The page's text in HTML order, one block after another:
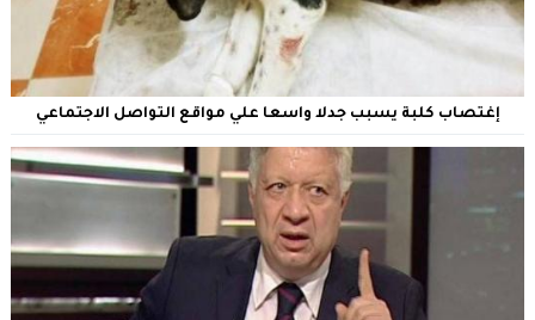
إغتصاب كلبة يسبب جدلا واسعا علي مواقع التواصل الاجتماعي